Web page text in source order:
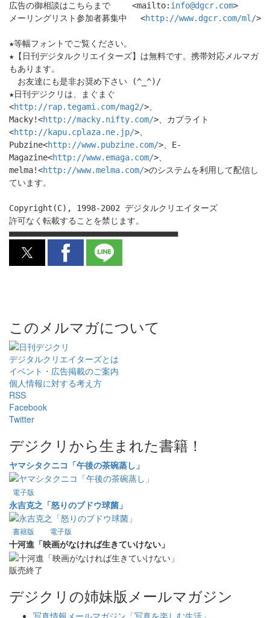
広告の御相談はこちらまで <mailto: info@dgcr.com>
メーリングリスト参加者募集中 <http://www.dgcr.com/ml/>
★等幅フォントでご覧ください。
★【日刊デジタルクリエイターズ】は無料です。携帯対応メルマガ
もあります。
お友達にも是非お奨め下さい (^_^)/
★日刊デジクリは、まぐまぐ
<http://rap.tegami.com/mag2/>、
Macky!<http://macky.nifty.com/>、カプライト
<http://kapu.cplaza.ne.jp/>、
Pubzine<http://www.pubzine.com/>、E-
Magazine<http://www.emaga.com/>、
melma!<http://www.melma.com/>のシステムを利用して配信し
ています。
Copyright(C), 1998-2002 デジタルクリエイターズ
許可なく転載することを禁じます。
■■■■■■■■■■■■■■■■■■■■■■■■■■■■■■■■■■■
このメルマガについて
デジタルクリエイターズとは
イベント・広告掲載のご案内
個人情報に対する考え方
RSS
Facebook
Twitter
デジクリから生まれた書籍！
ヤマシタクニコ「午後の茶碗蒸し」
電子版
永吉克之「怒りのブドウ球菌」
書籍版 電子版
十河進「映画がなければ生きていけない」
販売終了
デジクリの姉妹版メールマガジン
写真情報メールマガジン「写真を楽しむ生活」